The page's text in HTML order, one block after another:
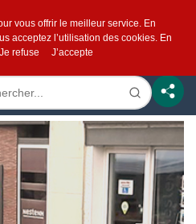
vous offrir le meilleur service. En
acceptez l’utilisation des cookies. En
Je refuse J’accepte